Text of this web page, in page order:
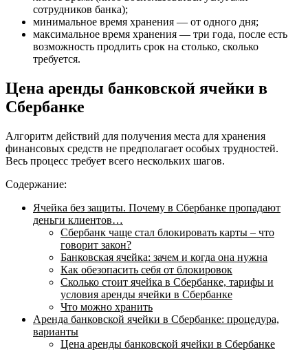
сотрудников банка);
минимальное время хранения — от одного дня;
максимальное время хранения — три года, после есть
возможность продлить срок на столько, сколько
требуется.
Цена аренды банковской ячейки в
Сбербанке
Алгоритм действий для получения места для хранения
финансовых средств не предполагает особых трудностей.
Весь процесс требует всего нескольких шагов.
Содержание:
Ячейка без защиты. Почему в Сбербанке пропадают
деньги клиентов…
Сбербанк чаще стал блокировать карты – что
говорит закон?
Банковская ячейка: зачем и когда она нужна
Как обезопасить себя от блокировок
Сколько стоит ячейка в Сбербанке, тарифы и
условия аренды ячейки в Сбербанке
Что можно хранить
Аренда банковской ячейки в Сбербанке: процедура,
варианты
Цена аренды банковской ячейки в Сбербанке